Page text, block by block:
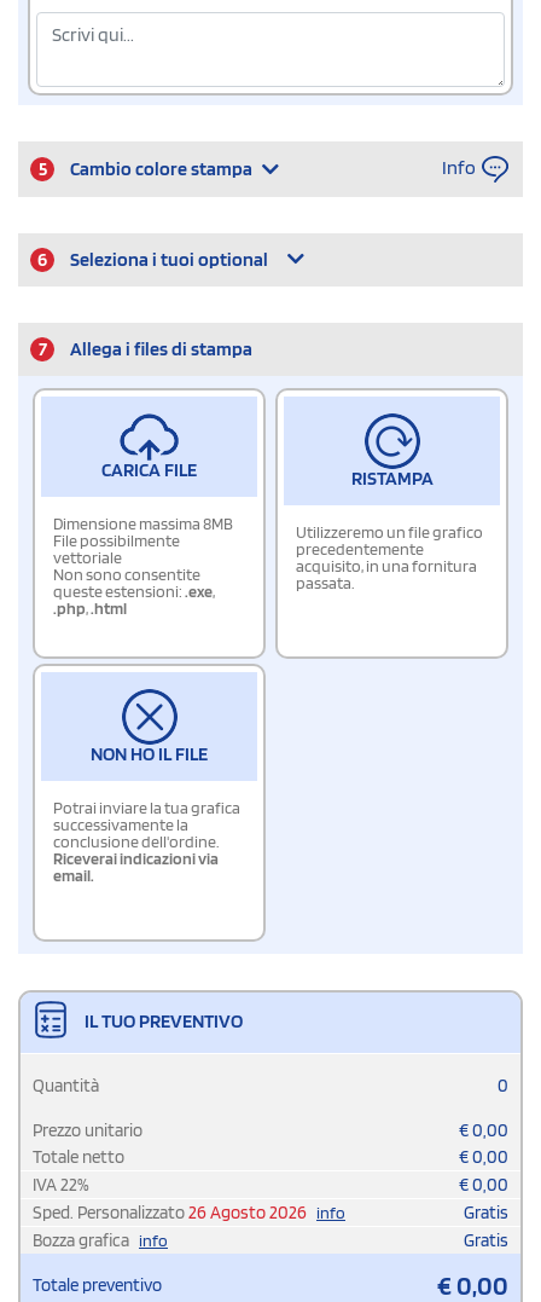
5 Cambio colore stampa Info
6 Seleziona i tuoi optional
7 Allega i files di stampa
CARICA FILE
Dimensione massima 8MB
File possibilmente
vettoriale
Non sono consentite
queste estensioni:.exe,
.php,.html
RISTAMPA
Utilizzeremo un file grafico
precedentemente
acquisito, in una fornitura
passata.
NON HO IL FILE
Potrai inviare la tua grafica
successivamente la
conclusione dell'ordine.
Riceverai indicazioni via
email.
IL TUO PREVENTIVO
Quantità 0
Prezzo unitario €0,00
Totale netto
€0,00
IVA22% €0,00
Sped. Personalizzato26 Agosto 2026 info
Gratis
Bozza grafica info Gratis
Totale preventivo €0,00